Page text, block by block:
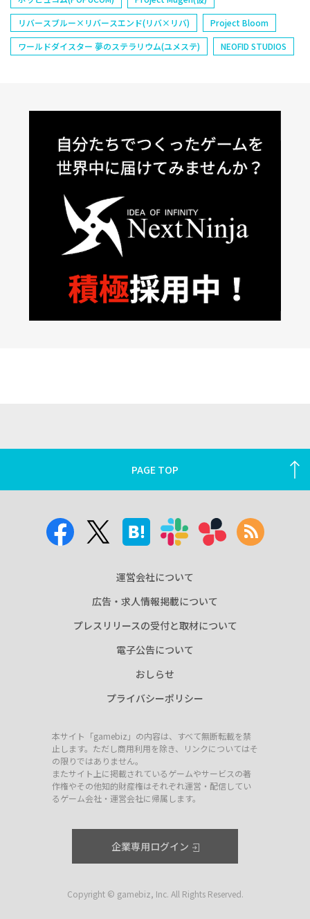
リバースブルー×リバースエンド(リバ×リバ)
Project Bloom
ワールドダイスター 夢のステラリウム(ユメステ)
NEOFID STUDIOS
PAGE TOP
運営会社について
広告・求人情報掲載について
プレスリリースの受付と取材について
電子公告について
おしらせ
プライバシーポリシー
本サイト「gamebiz」の内容は、すべて無断転載を禁
止します。ただし商用利用を除き、リンクについてはそ
の限りではありません。
またサイト上に掲載されているゲームやサービスの著
作権やその他知的財産権はそれぞれ運営・配信してい
るゲーム会社・運営会社に帰属します。
企業専用ログイン
Copyright © gamebiz, Inc. All Rights Reserved.